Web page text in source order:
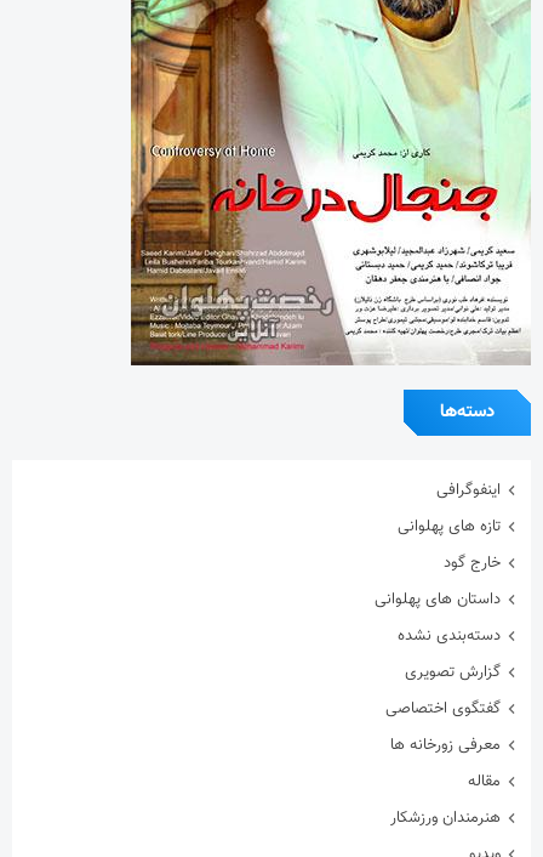
دسته‌ها
اینفوگرافی
تازه های پهلوانی
خارج گود
داستان های پهلوانی
دسته‌بندی نشده
گزارش تصویری
گفتگوی اختصاصی
معرفی زورخانه ها
مقاله
هنرمندان ورزشکار